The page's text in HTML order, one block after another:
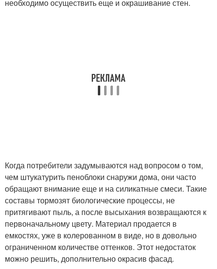
необходимо осуществить еще и окрашивание стен.
Когда потребители задумываются над вопросом о том,
чем штукатурить пеноблоки снаружи дома, они часто
обращают внимание еще и на силикатные смеси. Такие
составы тормозят биологические процессы, не
притягивают пыль, а после высыхания возвращаются к
первоначальному цвету. Материал продается в
емкостях, уже в колерованном в виде, но в довольно
ограниченном количестве оттенков. Этот недостаток
можно решить, дополнительно окрасив фасад.